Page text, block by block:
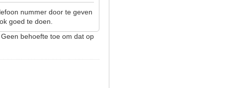
nummer door te geven
goed te doen.
behoefte toe om dat op